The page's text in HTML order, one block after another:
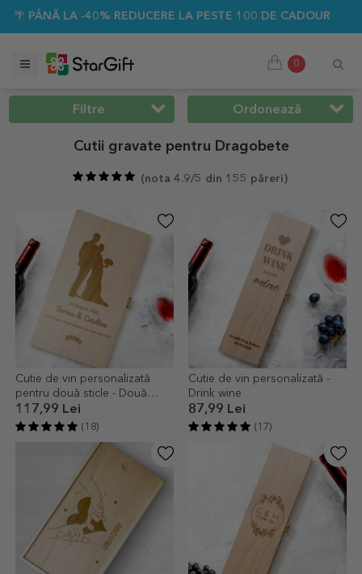
REDUCERE LA PESTE 100 DE CADOURI PERSONALIZATE ☀️
0
Filtre Ordonează
Cutii gravate pentru Dragobete
(nota 4.9/5 din 155 păreri )
Cutie de vin personalizată
pentru două sticle - Două
suflete
117,99 Lei
(18)
Cutie de vin personalizată -
Drink wine
87,99 Lei
(17)